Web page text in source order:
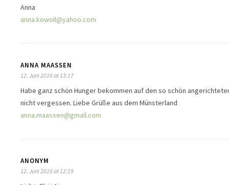
Anna
anna.kowoll@yahoo.com
ANNA MAASSEN
12. Juni 2016 at 13:17
Habe ganz schön Hunger bekommen auf den so schön
nicht vergessen. Liebe Grüße aus dem Münsterland
anna.maassen@gmail.com
ANONYM
12. Juni 2016 at 12:19